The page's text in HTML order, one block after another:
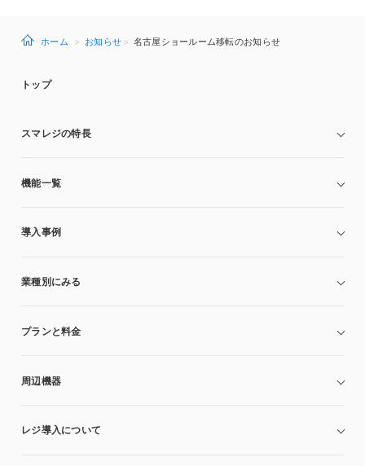
ホーム お知らせ 名古屋ショールーム移転のお知らせ
トップ
スマレジの特長
機能一覧
導入事例
業種別にみる
プランと料金
周辺機器
レジ導入について